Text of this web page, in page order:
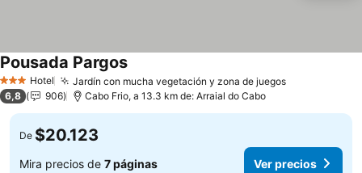
3 Estrellas
Hotel Jardín con mucha vegetación y zona de juegosVer precios
Pousada PargosVer precios
6,8 906 Cabo Frio, a 13.3 km de: Arraial do Cabo
De $20.123
Mira precios de 7 páginas Ver precios